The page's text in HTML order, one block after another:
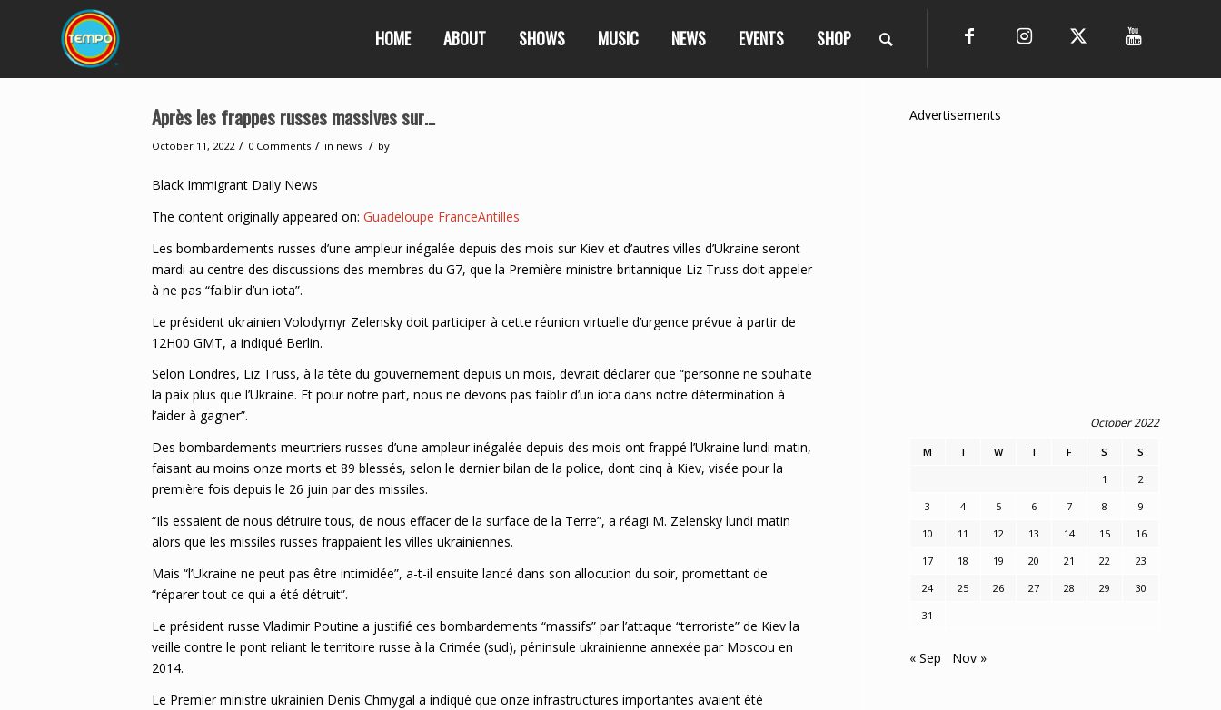
HOME ABOUT SHOWS MUSIC NEWS EVENTS SHOP
Après les frappes russes massives sur…
October 11, 2022 / 0 Comments / in news / by
Black Immigrant Daily News
The content originally appeared on: Guadeloupe FranceAntilles
Les bombardements russes d’une ampleur inégalée depuis des mois sur Kiev et d’autres villes d’Ukraine seront
mardi au centre des discussions des membres du G7, que la Première ministre britannique Liz Truss doit appeler
à ne pas “faiblir d’un iota”.
Le président ukrainien Volodymyr Zelensky doit participer à cette réunion virtuelle d’urgence prévue à partir de
12H00 GMT, a indiqué Berlin.
Selon Londres, Liz Truss, à la tête du gouvernement depuis un mois, devrait déclarer que “personne ne souhaite
la paix plus que l’Ukraine. Et pour notre part, nous ne devons pas faiblir d’un iota dans notre détermination à
l’aider à gagner”.
Des bombardements meurtriers russes d’une ampleur inégalée depuis des mois ont frappé l’Ukraine lundi matin,
faisant au moins onze morts et 89 blessés, selon le dernier bilan de la police, dont cinq à Kiev, visée pour la
première fois depuis le 26 juin par des missiles.
“Ils essaient de nous détruire tous, de nous effacer de la surface de la Terre”, a réagi M. Zelensky lundi matin
alors que les missiles russes frappaient les villes ukrainiennes.
Mais “l’Ukraine ne peut pas être intimidée”, a-t-il ensuite lancé dans son allocution du soir, promettant de
“réparer tout ce qui a été détruit”.
Le président russe Vladimir Poutine a justifié ces bombardements “massifs” par l’attaque “terroriste” de Kiev la
veille contre le pont reliant le territoire russe à la Crimée (sud), péninsule ukrainienne annexée par Moscou en
2014.
Le Premier ministre ukrainien Denis Chmygal a indiqué que onze infrastructures importantes avaient été
Advertisements
October 2022
M T W T F S
S
1
2
3
4 5 6 7 8
9
10
11 12 13 14 15
16
17
18 19 20 21 22
23
24
25 26 27 28 29
30
31
« Sep Nov »